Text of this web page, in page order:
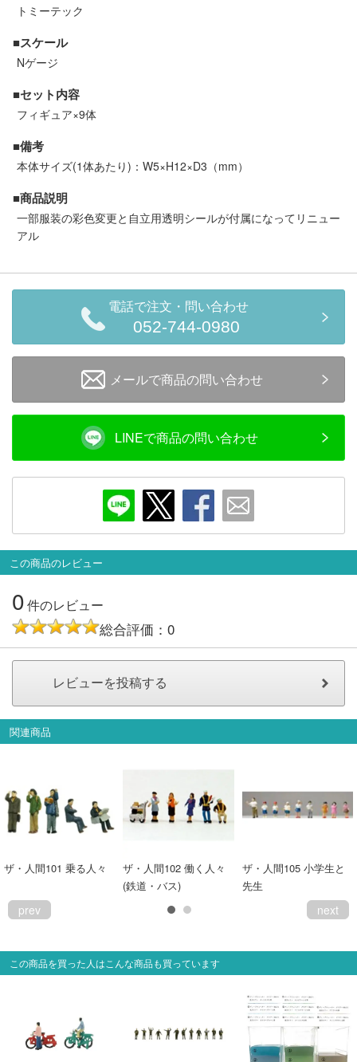
中部
中国・四国
お役立ち情報
鉄道模型の情報 商品レビュー
Infomation
ご注文方法
ヘルプページ
お問い合せ
ログイン/マイページ
会員ランクについて
会社概要
レビューについて
トミーテック
■スケール
Nゲージ
■セット内容
フィギュア×9体
■備考
本体サイズ(1体あたり)：W5×H12×D3（mm）
■商品説明
一部服装の彩色変更と自立用透明シールが付属になってリニュー
アル
電話で注文・問い合わせ
052-744-0980
メールで商品の問い合わせ
LINEで商品の問い合わせ
この商品のレビュー
0件のレビュー
総合評価：0
関連商品
ザ・人間101 乗る人々
ザ・人間102 働く人々
(鉄道・バス)
ザ・人間105 小学生と
先生
prev next
この商品を買った人はこんな商品も買っています